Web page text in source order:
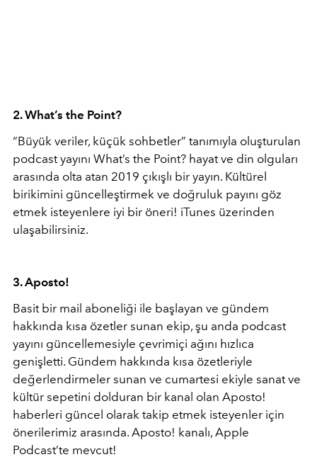
2. What’s the Point?
“Büyük veriler, küçük sohbetler” tanımıyla oluşturulan
podcast yayını What’s the Point? hayat ve din olguları
arasında olta atan 2019 çıkışlı bir yayın. Kültürel
birikimini güncelleştirmek ve doğruluk payını göz
etmek isteyenlere iyi bir öneri! iTunes üzerinden
ulaşabilirsiniz.
3. Aposto!
Basit bir mail aboneliği ile başlayan ve gündem
hakkında kısa özetler sunan ekip, şu anda podcast
yayını güncellemesiyle çevrimiçi ağını hızlıca
genişletti. Gündem hakkında kısa özetleriyle
değerlendirmeler sunan ve cumartesi ekiyle sanat ve
kültür sepetini dolduran bir kanal olan Aposto!
haberleri güncel olarak takip etmek isteyenler için
önerilerimiz arasında. Aposto! kanalı, Apple
Podcast’te mevcut!